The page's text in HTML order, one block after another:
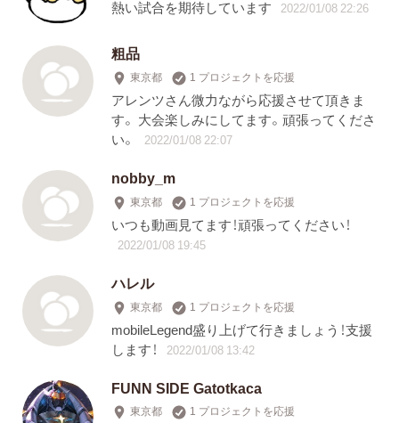
熱い試合を期待しています 2022/01/08 22:26
粗品
東京都 1 プロジェクトを応援
アレンツさん微力ながら応援させて頂きま
す。 大会楽しみにしてます。頑張ってくださ
い。
2022/01/08 22:07
nobby_m
東京都 1 プロジェクトを応援
いつも動画見てます！頑張ってください！
2022/01/08 19:45
ハレル
東京都 1 プロジェクトを応援
mobileLegend盛り上げて行きましょう！支援
します！
2022/01/08 13:42
FUNN SIDE Gatotkaca
東京都 1 プロジェクトを応援